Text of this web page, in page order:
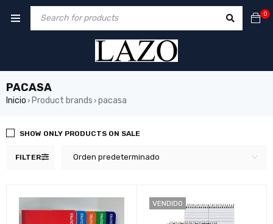
0
PACASA
Inicio › Product brands › pacasa
FILTER Orden predeterminado
SHOW ONLY PRODUCTS ON SALE
VENDIDO